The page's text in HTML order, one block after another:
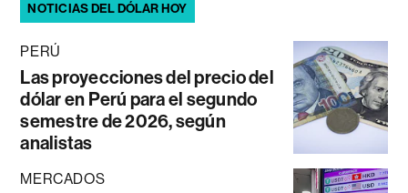
NOTICIAS DEL DÓLAR HOY
PERÚ
Las proyecciones del precio del
dólar en Perú para el segundo
semestre de 2026, según
analistas
MERCADOS